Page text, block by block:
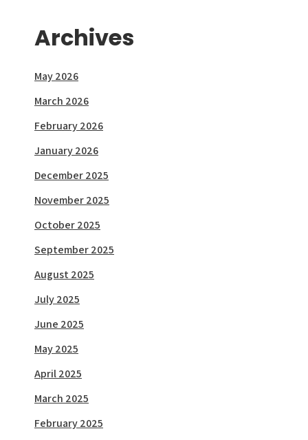
Archives
May 2026
March 2026
February 2026
January 2026
December 2025
November 2025
October 2025
September 2025
August 2025
July 2025
June 2025
May 2025
April 2025
March 2025
February 2025